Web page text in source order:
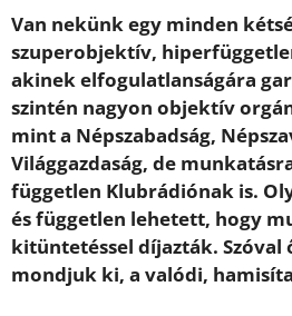
Van nekünk egy minden
szuperobjektív,
akinek elfogulatlanságára
szintén nagyon objektív
mint a Népszabadság,
Világgazdaság, de
független Klubrádiónak is.
és független lehetett, hogy
kitüntetéssel díjazták. Szóval
mondjuk ki, a valódi,